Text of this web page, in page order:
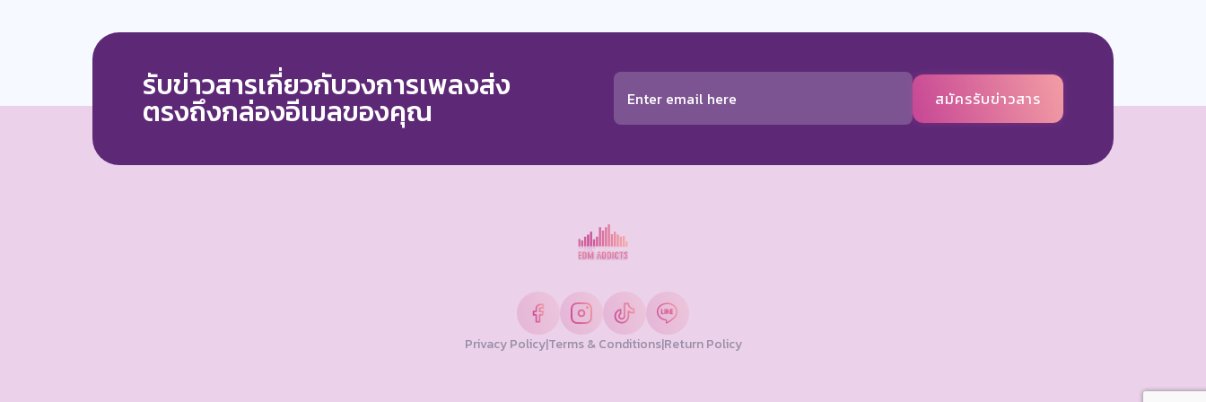
รับข่าวสารเกี่ยวกับวงการเพลงส่ง
ตรงถึงกล่องอีเมลของคุณ สมัครรับข่าวสาร
Privacy Policy|Terms & Conditions|Return Policy